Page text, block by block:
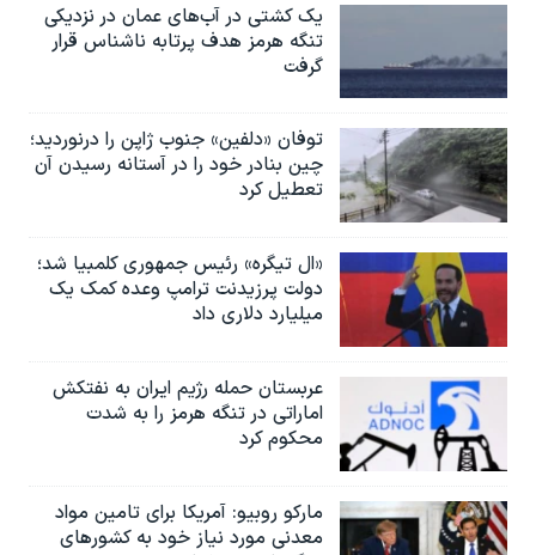
یک کشتی در آب‌های عمان در نزدیکی
تنگه هرمز هدف پرتابه ناشناس قرار
گرفت
توفان «دلفین» جنوب ژاپن را درنوردید؛
چین بنادر خود را در آستانه رسیدن آن
تعطیل کرد
«ال تیگره» رئیس جمهوری کلمبیا شد؛
دولت پرزیدنت ترامپ وعده کمک یک
میلیارد دلاری داد
عربستان حمله رژیم ایران به نفتکش
اماراتی در تنگه هرمز را به‌ شدت
محکوم کرد
مارکو روبیو: آمریکا برای تامین مواد
معدنی مورد نیاز خود به کشورهای